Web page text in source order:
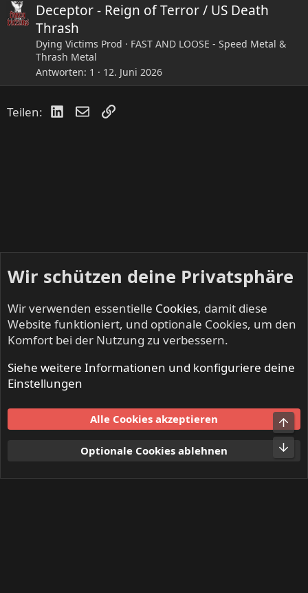
Deceptor - Reign of Terror / US Death
Thrash
Dying Victims Prod
FAST AND LOOSE - Speed Metal &
Thrash Metal
Antworten 1 12. Juni 2026
Teilen: LinkedIn
E-MailLink
IRON FISTS - Heavy Metal & Doom Metal
Nutzungsbedingungen
Datenschutz
S
Wir schützen deine Privatsphäre
Wir verwenden essentielle Cookies, damit diese
Website funktioniert, und optionale Cookies, um den
Komfort bei der Nutzung zu verbessern.
Siehe weitere Informationen und konfiguriere deine
Einstellungen
Alle Cookies akzeptieren
Optionale Cookies ablehnen